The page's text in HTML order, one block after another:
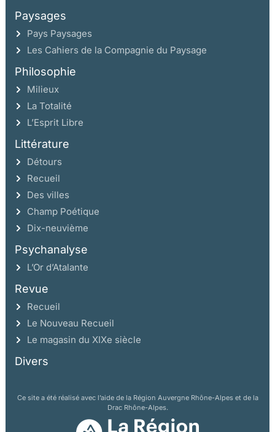
Paysages
Pays Paysages
Les Cahiers de la Compagnie du Paysage
Philosophie
Milieux
La Totalité
L’Esprit Libre
Littérature
Détours
Recueil
Des villes
Champ Poétique
Dix-neuvième
Psychanalyse
L’Or d’Atalante
Revue
Recueil
Le Nouveau Recueil
Le magasin du XIXe siècle
Divers
Ce site a été réalisé avec l’aide de la Région Auvergne Rhône-Alpes et de la
Drac Rhône-Alpes.